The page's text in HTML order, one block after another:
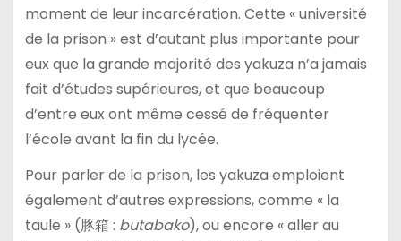
moment de leur incarcération. Cette « université
de la prison » est d’autant plus importante pour
eux que la grande majorité des yakuza n’a jamais
fait d’études supérieures, et que beaucoup
d’entre eux ont même cessé de fréquenter
l’école avant la fin du lycée.
Pour parler de la prison, les yakuza emploient
également d’autres expressions, comme « la
taule » (豚箱 : butabako), ou encore « aller au